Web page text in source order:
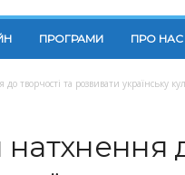
ПРОГРАМИ ПРО НАС
творчості та розвивати українську